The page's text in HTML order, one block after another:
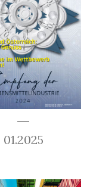
01.2025